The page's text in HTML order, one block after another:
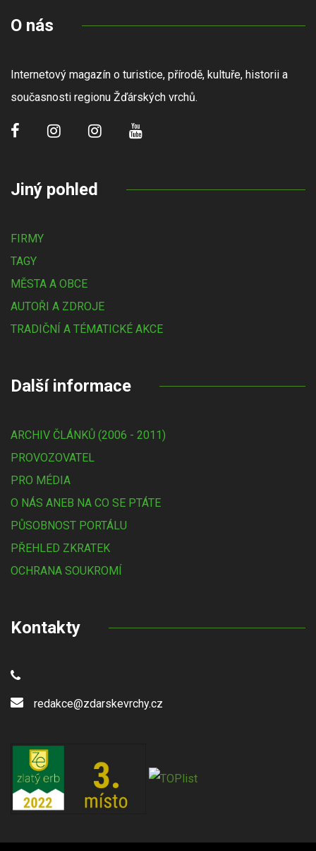
O nás
Internetový magazín o turistice, přírodě, kultuře, historii a
současnosti regionu Žďárských vrchů.
Jiný pohled
FIRMY
TAGY
MĚSTA A OBCE
AUTOŘI A ZDROJE
TRADIČNÍ A TÉMATICKÉ AKCE
Další informace
ARCHIV ČLÁNKŮ (2006 - 2011)
PROVOZOVATEL
PRO MÉDIA
O NÁS ANEB NA CO SE PTÁTE
PŮSOBNOST PORTÁLU
PŘEHLED ZKRATEK
OCHRANA SOUKROMÍ
Kontakty
redakce@zdarskevrchy.cz